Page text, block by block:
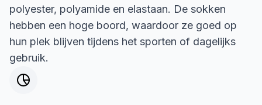
polyester, polyamide en elastaan. De sokken
hebben een hoge boord, waardoor ze goed op
hun plek blijven tijdens het sporten of dagelijks
gebruik.